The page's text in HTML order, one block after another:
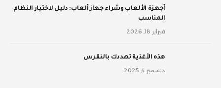
أجهزة الألعاب وشراء جهاز ألعاب: دليل لاختيار النظام
المناسب
فبراير 18, 2026
‫هذه الأغذية تهددك بالنقرس
ديسمبر 4, 2025